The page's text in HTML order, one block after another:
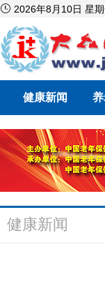
 2026年8月10日 星
健康新闻
健康新闻